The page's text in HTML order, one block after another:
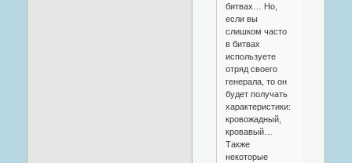
битвах… Но,
если вы
слишком часто
в битвах
используете
отряд своего
генерала, то он
будет получать
характеристики:
кровожадный,
кровавый…
Также
некоторые